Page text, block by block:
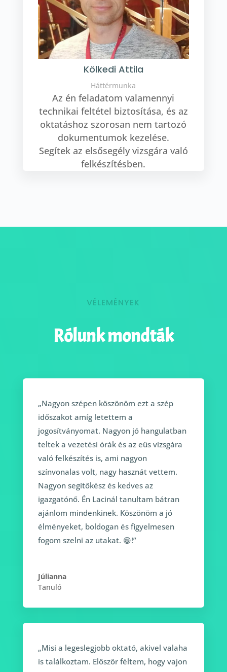
Kölkedi Attila
Háttérmunka
Az én feladatom valamennyi
technikai feltétel biztosítása, és az
oktatáshoz szorosan nem tartozó
dokumentumok kezelése.
Segítek az elsősegély vizsgára való
felkészítésben.
VÉLEMÉNYEK
Rólunk mondták
„Nagyon szépen köszönöm ezt a szép
időszakot amíg letettem a
jogosítványomat. Nagyon jó hangulatban
teltek a vezetési órák és az eüs vizsgára
való felkészítés is, ami nagyon
színvonalas volt, nagy hasznát vettem.
Nagyon segítőkész és kedves az
igazgatónő. Én Lacinál tanultam bátran
ajánlom mindenkinek. Köszönöm a jó
élményeket, boldogan és figyelmesen
fogom szelni az utakat. 😁!”
Júlianna
Tanuló
„Misi a legeslegjobb oktató, akivel valaha
is találkoztam. Először féltem, hogy vajon